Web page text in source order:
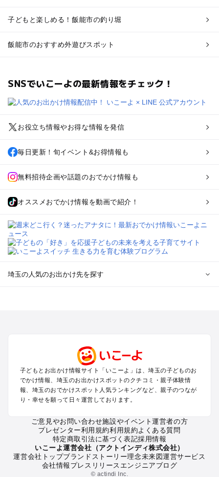
子どもと楽しめる！飯能市の釣り堀
飯能市のおすすめ外遊びスポット
SNSでいこーよの最新情報をチェック！
お役立ち情報やお得な情報を発信
毎日更新！旬イベント&お得情報も
無料招待企画や話題のおでかけ情報も
オススメおでかけ情報を動画で紹介！
埼玉の人気のお出かけ先を探す
秩父・長瀞のプールお出かけ
川口・戸田・和光・朝霞のプールお出かけ
飯能・坂戸・東松山・日高のプールお出かけ
久喜・行田・加須・羽生のプールお出かけ
熊谷・太田・足利・古河のプールお出かけ
埼玉の定番お出かけスポット
埼玉の遊園地
埼玉の動物園
埼玉のバーベキュー
子どもとお出かけ情報サイト「いこーよ」は、埼玉の子どものお
でかけ情報、埼玉のお出かけスポットのクチコミ・親子体験情
報、埼玉のおでかけスポット人気ランキングなど、親子のつなが
り・幸せを願って日々運営しております。
ご意見やお問い合わせ施設やイベント運営者の方
プレゼンター利用規約利用規約よくある質問
特定商取引法に基づく表記採用情報
いこーよ運営会社（アクトインディ株式会社）
運営会社トップブランドストーリー理念未来図運営サービス
会社情報プレスリリース エンジニアブログ
© actindi Inc.